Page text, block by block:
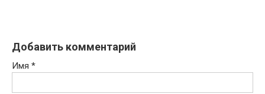
Добавить комментарий
Имя *